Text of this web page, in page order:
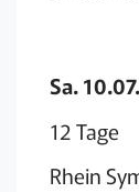
Sa.
12 Tage
Rhein